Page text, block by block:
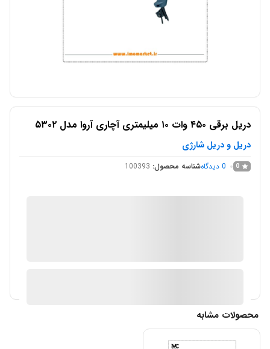
دریل برقی ۴۵۰ وات ۱۰ میلیمتری آچاری آروا مدل ۵۳۰۲
دریل و دریل شارژی
0
0 دیدگاهشناسه محصول: 100393
محصولات مشابه